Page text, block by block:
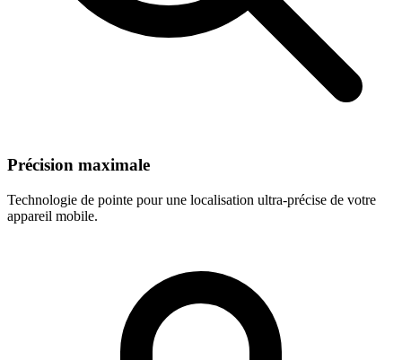
Précision maximale
Technologie de pointe pour une localisation ultra-précise de votre
appareil mobile.